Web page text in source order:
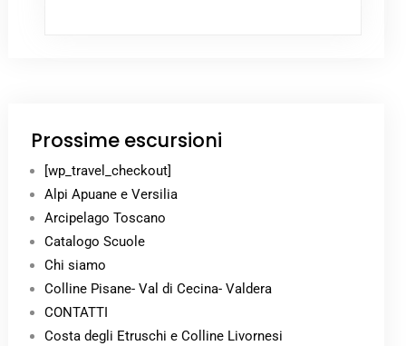
Prossime escursioni
[wp_travel_checkout]
Alpi Apuane e Versilia
Arcipelago Toscano
Catalogo Scuole
Chi siamo
Colline Pisane- Val di Cecina- Valdera
CONTATTI
Costa degli Etruschi e Colline Livornesi